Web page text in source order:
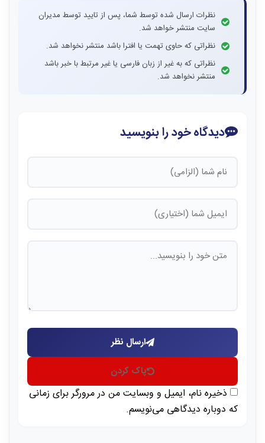
نظرات ارسال شده توسط شما، پس از تایید توسط مدیران
سایت منتشر خواهد شد.
نظراتی که حاوی تهمت یا افترا باشد منتشر نخواهد شد.
نظراتی که به غیر از زبان فارسی یا غیر مرتبط با خبر باشد
منتشر نخواهد شد.
دیدگاه خود را بنویسید
ارسال نظر
پاک کردن
ذخیره نام، ایمیل و وبسایت من در مرورگر برای زمانی
که دوباره دیدگاهی می‌نویسم.